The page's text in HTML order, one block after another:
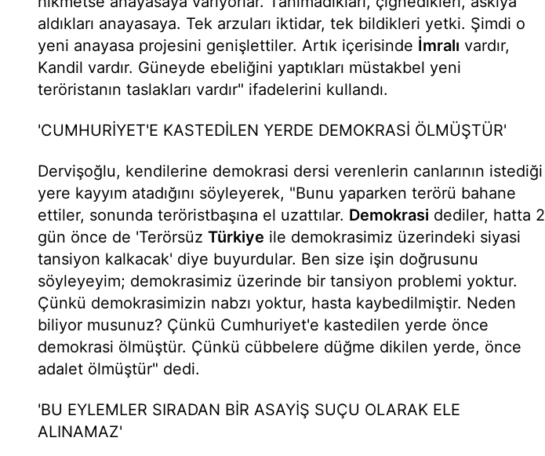
aldıkları anayasaya. Tek arzuları iktidar, tek bildikleri yetki. Şimdi o
yeni anayasa projesini genişlettiler. Artık içerisinde İmralı vardır,
Kandil vardır. Güneyde ebeliğini yaptıkları müstakbel yeni
teröristanın taslakları vardır" ifadelerini kullandı.
'CUMHURİYET'E KASTEDİLEN YERDE DEMOKRASİ ÖLMÜŞTÜR'
Dervişoğlu, kendilerine demokrasi dersi verenlerin canlarının istediği
yere kayyım atadığını söyleyerek, "Bunu yaparken terörü bahane
ettiler, sonunda teröristbaşına el uzattılar. Demokrasi dediler, hatta 2
gün önce de 'Terörsüz Türkiye ile demokrasimiz üzerindeki siyasi
tansiyon kalkacak' diye buyurdular. Ben size işin doğrusunu
söyleyeyim; demokrasimiz üzerinde bir tansiyon problemi yoktur.
Çünkü demokrasimizin nabzı yoktur, hasta kaybedilmiştir. Neden
biliyor musunuz? Çünkü Cumhuriyet'e kastedilen yerde önce
demokrasi ölmüştür. Çünkü cübbelere düğme dikilen yerde, önce
adalet ölmüştür" dedi.
'BU EYLEMLER SIRADAN BİR ASAYİŞ SUÇU OLARAK ELE
ALINAMAZ'